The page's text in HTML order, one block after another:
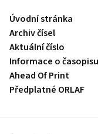
Úvodní stránka
Archiv čísel
Aktuální číslo
Informace o časopisu
Ahead Of Print
Předplatné ORLAF